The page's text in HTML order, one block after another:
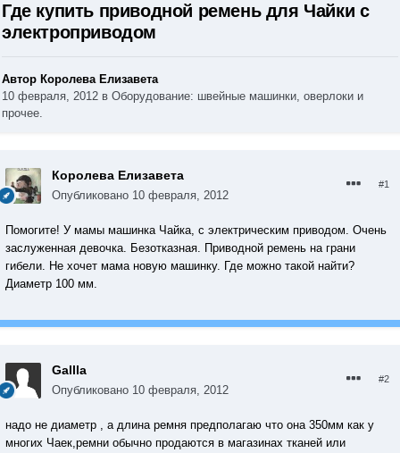
Где купить приводной ремень для Чайки с
электроприводом
Автор Королева Елизавета
10 февраля, 2012 в Оборудование: швейные машинки, оверлоки и
прочее.
Королева Елизавета
Опубликовано 10 февраля, 2012
#1
Помогите! У мамы машинка Чайка, с электрическим приводом. Очень
заслуженная девочка. Безотказная. Приводной ремень на грани
гибели. Не хочет мама новую машинку. Где можно такой найти?
Диаметр 100 мм.
Gallla
Опубликовано 10 февраля, 2012
#2
надо не диаметр , а длина ремня предполагаю что она 350мм как у
многих Чаек,ремни обычно продаются в магазинах тканей или